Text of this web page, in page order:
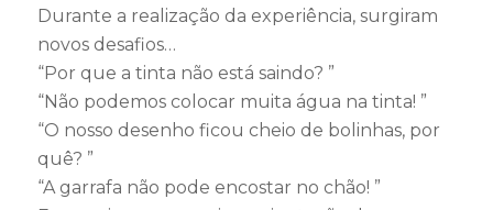
Durante a realização da experiência, surgiram
novos desafios…
“Por que a tinta não está saindo? ”
“Não podemos colocar muita água na tinta! ”
“O nosso desenho ficou cheio de bolinhas, por
quê? ”
“A garrafa não pode encostar no chão! ”